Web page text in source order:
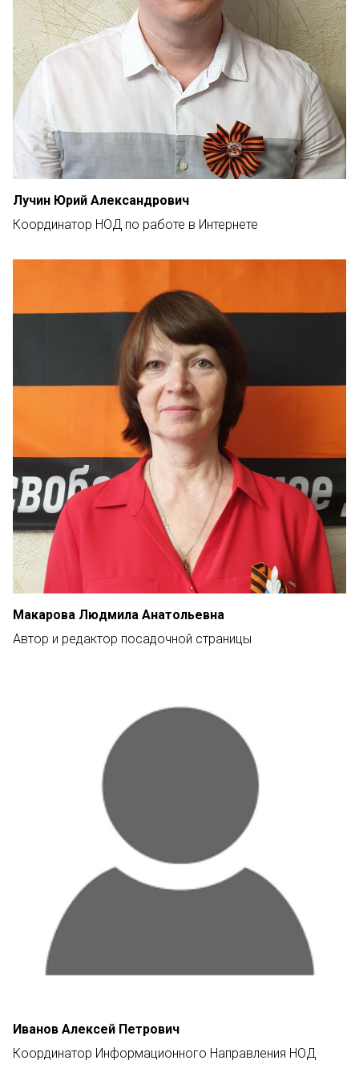
Лучин Юрий Александрович
Координатор НОД по работе в Интернете
Макарова Людмила Анатольевна
Автор и редактор посадочной страницы
Иванов Алексей Петрович
Координатор Информационного Направления НОД